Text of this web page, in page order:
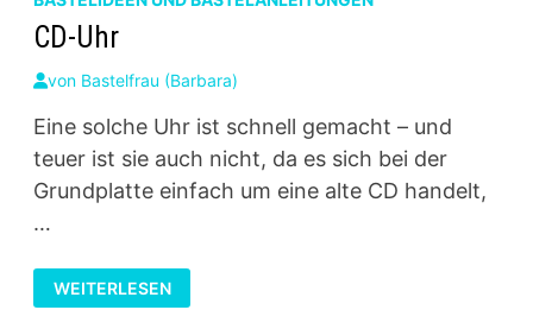
CD-Uhr
von Bastelfrau (Barbara)
Eine solche Uhr ist schnell gemacht – und
teuer ist sie auch nicht, da es sich bei der
Grundplatte einfach um eine alte CD handelt,
…
CD-
UHR
WEITERLESEN